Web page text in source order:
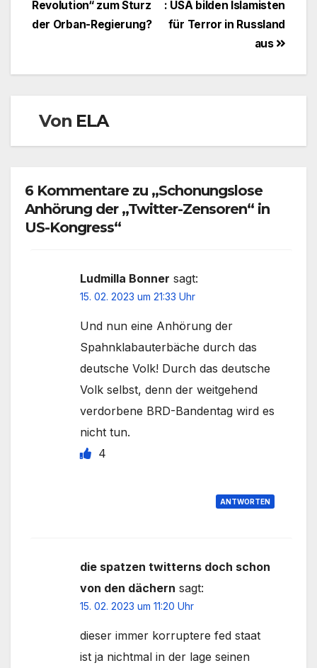
: USA bilden Islamisten
für Terror in Russland
aus
Revolution“ zum Sturz
der Orban-Regierung?
Von ELA
6 Kommentare zu „Schonungslose
Anhörung der „Twitter-Zensoren“ in
US-Kongress“
Ludmilla Bonner sagt:
15. 02. 2023 um 21:33 Uhr
Und nun eine Anhörung der
Spahnklabauterbäche durch das
deutsche Volk! Durch das deutsche
Volk selbst, denn der weitgehend
verdorbene BRD-Bandentag wird es
nicht tun.
4
ANTWORTEN
die spatzen twitterns doch schon
von den dächern sagt:
15. 02. 2023 um 11:20 Uhr
dieser immer korruptere fed staat
ist ja nichtmal in der lage seinen